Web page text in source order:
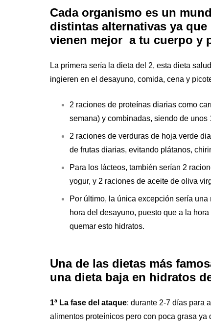
Cada organismo es un
distintas alternativas ya
vienen mejor a tu cuerpo y
La primera sería la dieta del 2, esta dieta
ingieren en el desayuno, comida, cena y
2 raciones de proteínas diarias como
semana) y combinadas, siendo de unos
2 raciones de verduras de hoja verde
de frutas diarias, evitando plátanos,
Para los lácteos, también serían 2
yogur, y 2 raciones de aceite de oliva
Por último, la única excepción sería
hora del desayuno, puesto que a la
quemar esto hidratos.
Una de las dietas más
una dieta baja en hidratos
1ª La fase del ataque: durante 2-7 días para
alimentos proteínicos pero con poca grasa